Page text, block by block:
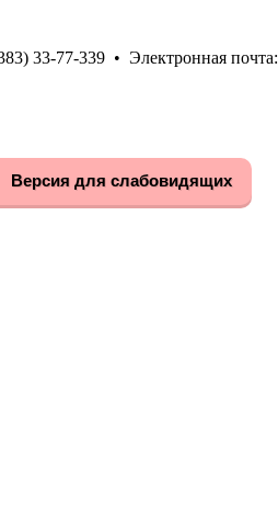
33-77-339 • Электронная почта:
Версия для слабовидящих